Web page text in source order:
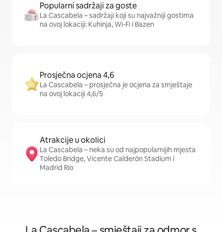
Popularni sadržaji za goste
La Cascabela – sadržaji koji su najvažniji gostima
na ovoj lokaciji: Kuhinja, Wi-Fi i Bazen
Prosječna ocjena 4,6
La Cascabela – prosječna je ocjena za smještaje
na ovoj lokaciji 4,6/5
Atrakcije u okolici
La Cascabela – neka su od najpopularnijih mjesta
Toledo Bridge, Vicente Calderón Stadium i
Madrid Río